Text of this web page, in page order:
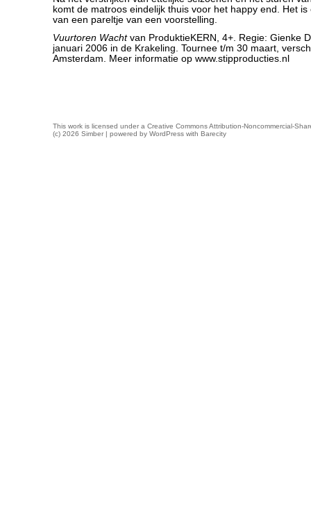
komt de matroos eindelijk thuis voor het happy end. Het
van een pareltje van een voorstelling.
Vuurtoren Wachtvan ProduktieKERN, 4+. Regie: Gienke
januari 2006 in de Krakeling. Tournee t/m 30 maart,
Amsterdam. Meer informatie op www.stipproducties.nl
This work is licensed under a Creative Commons Attribution-Noncommercial-
(c) 2026 Simber | powered by WordPress with Barecity